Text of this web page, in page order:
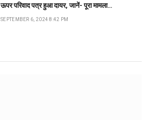
ऊपर परिवाद पत्र हुआ दायर, जानें- पूरा मामला…
SEPTEMBER 6, 2024 8:42 PM